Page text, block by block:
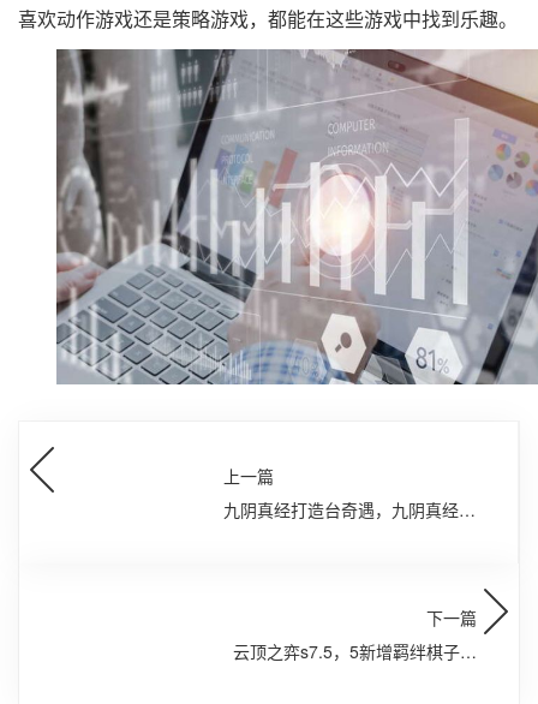
喜欢动作游戏还是策略游戏，都能在这些游戏中找到乐趣。
上一篇
九阴真经打造台奇遇，九阴真经铁
下一篇
云顶之弈s7.5，5新增羁绊棋子一